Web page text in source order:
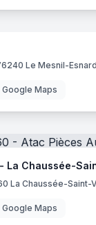
Le Mesnil-Esnard
Google Maps
La Chaussée-
La Chaussée-Saint-
Google Maps